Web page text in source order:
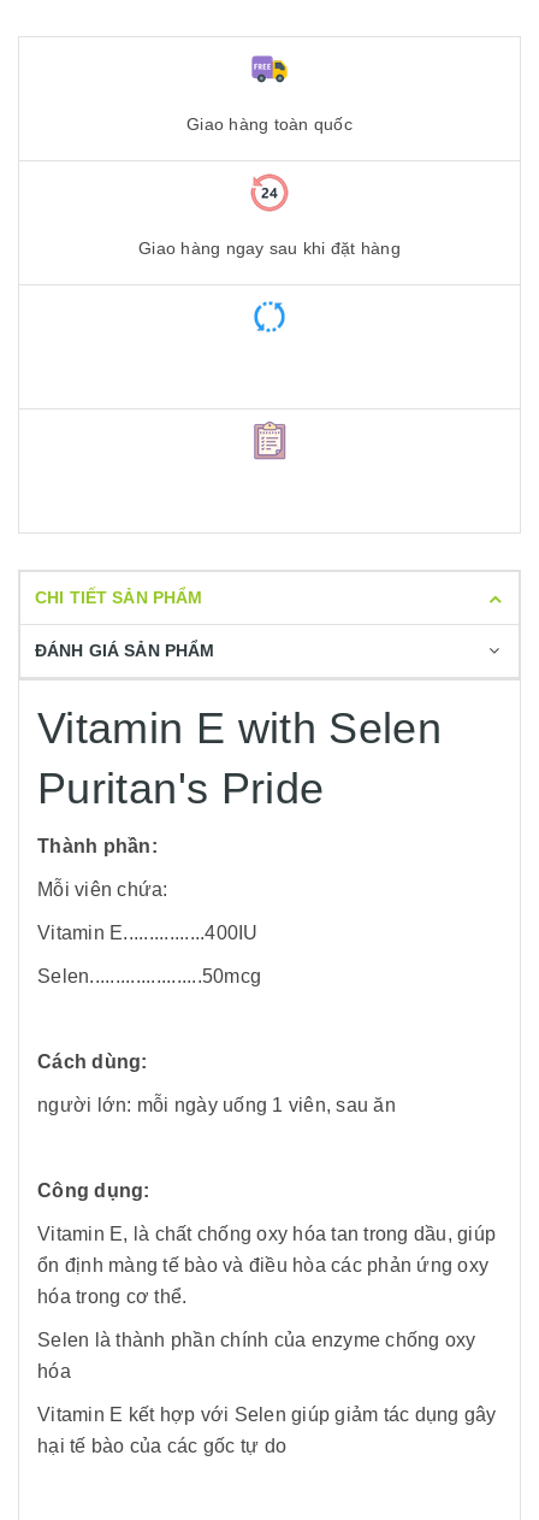
Giao hàng toàn quốc
Giao hàng ngay sau khi đặt hàng
CHI TIẾT SẢN PHẨM
ĐÁNH GIÁ SẢN PHẨM
Vitamin E with Selen
Puritan's Pride
Thành phần:
Mỗi viên chứa:
Vitamin E................400IU
Selen......................50mcg
Cách dùng:
người lớn: mỗi ngày uống 1 viên, sau ăn
Công dụng:
Vitamin E, là chất chống oxy hóa tan trong dầu, giúp
ổn định màng tế bào và điều hòa các phản ứng oxy
hóa trong cơ thể.
Selen là thành phần chính của enzyme chống oxy
hóa
Vitamin E kết hợp với Selen giúp giảm tác dụng gây
hại tế bào của các gốc tự do